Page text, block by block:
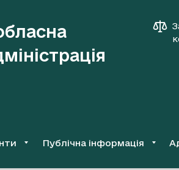
Публічна інформація